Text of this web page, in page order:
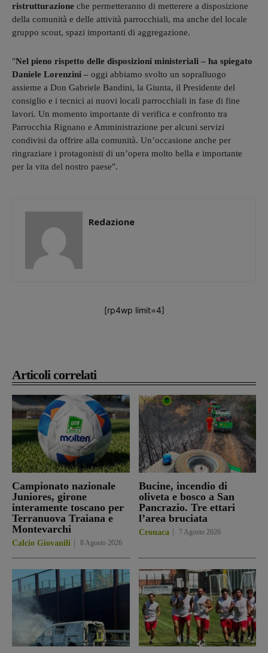
Articoli correlati
Campionato nazionale
Juniores, girone
interamente toscano per
Terranuova Traiana e
Montevarchi
Calcio Giovanili 8 Agosto 2026
Bucine, incendio di
oliveta e bosco a San
Pancrazio. Tre ettari
l’area bruciata
Cronaca 7 Agosto 2026
ristrutturazione che permetteranno di metterere a disposizione
della comunità e delle attività parrocchiali, ma anche del locale
gruppo scout, spazi importanti di aggregazione.
"Nel pieno rispetto delle disposizioni ministeriali – ha spiegato
Daniele Lorenzini – oggi abbiamo svolto un sopralluogo
assieme a Don Gabriele Bandini, la Giunta, il Presidente del
consiglio e i tecnici ai nuovi locali parrocchiali in fase di fine
lavori. Un momento importante di verifica e confronto tra
Parrocchia Rignano e Amministrazione per alcuni servizi
condivisi da offrire alla comunità. Un’occasione anche per
ringraziare i protagonisti di un’opera molto bella e importante
per la vita del nostro paese".
Redazione
[rp4wp limit=4]